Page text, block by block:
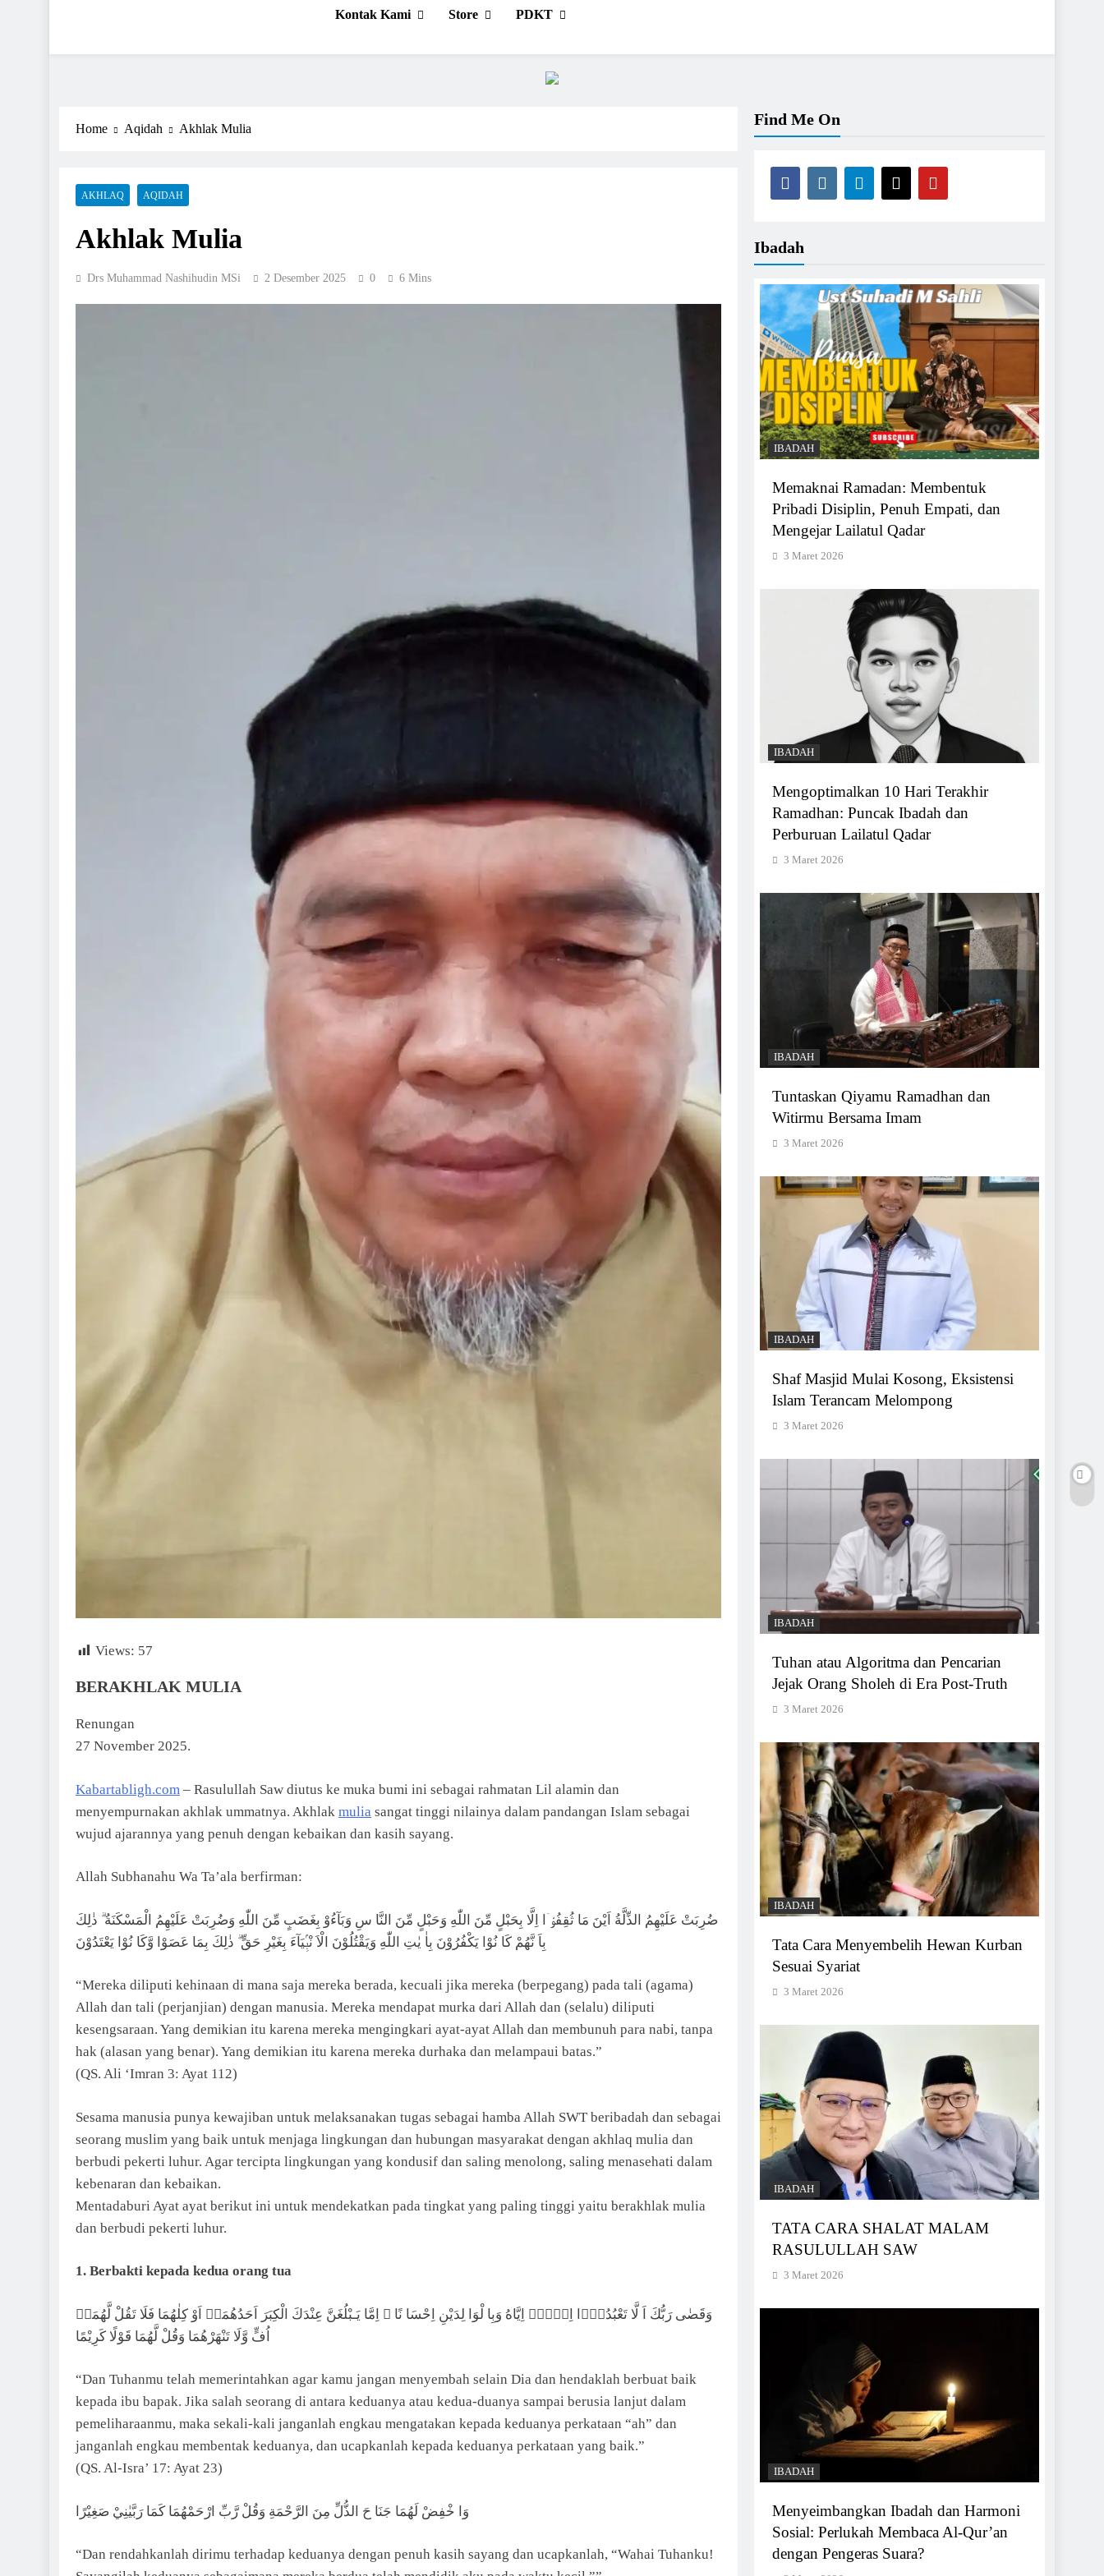
Kabartabligh.com | Mencerahkan Menggembirakan
Kontak Kami Store PDKT
Home Aqidah Akhlak Mulia
AKHLAQ AQIDAH
Akhlak Mulia
Drs Muhammad Nashihudin MSi 2 Desember 2025 0 6 Mins
Views: 57
BERAKHLAK MULIA
Renungan
27 November 2025.
Kabartabligh.com – Rasulullah Saw diutus ke muka bumi ini sebagai rahmatan Lil alamin dan
menyempurnakan akhlak ummatnya. Akhlak mulia sangat tinggi nilainya dalam pandangan Islam sebagai
wujud ajarannya yang penuh dengan kebaikan dan kasih sayang.
Allah Subhanahu Wa Ta’ala berfirman:
ضُرِبَتْ عَلَيْهِمُ الذِّلَّةُ اَيْنَ مَا ثُقِفُوْۤا اِلَّا بِحَبْلٍ مِّنَ اللّٰهِ وَحَبْلٍ مِّنَ النَّا سِ وَبَآءُوْ بِغَضَبٍ مِّنَ اللّٰهِ وَضُرِبَتْ عَلَيْهِمُ الْمَسْكَنَةُ ۗ ذٰلِكَ
بِاَ نَّهُمْ كَا نُوْا يَكْفُرُوْنَ بِاٰ يٰتِ اللّٰهِ وَيَقْتُلُوْنَ الْاَ نْبِۢيَآءَ بِغَيْرِ حَقٍّ ۗ ذٰلِكَ بِمَا عَصَوْا وَّكَا نُوْا يَعْتَدُوْنَ
“Mereka diliputi kehinaan di mana saja mereka berada, kecuali jika mereka (berpegang) pada tali (agama)
Allah dan tali (perjanjian) dengan manusia. Mereka mendapat murka dari Allah dan (selalu) diliputi
kesengsaraan. Yang demikian itu karena mereka mengingkari ayat-ayat Allah dan membunuh para nabi, tanpa
hak (alasan yang benar). Yang demikian itu karena mereka durhaka dan melampaui batas.”
(QS. Ali ‘Imran 3: Ayat 112)
Sesama manusia punya kewajiban untuk melaksanakan tugas sebagai hamba Allah SWT beribadah dan sebagai
seorang muslim yang baik untuk menjaga lingkungan dan hubungan masyarakat dengan akhlaq mulia dan
berbudi pekerti luhur. Agar tercipta lingkungan yang kondusif dan saling menolong, saling menasehati dalam
kebenaran dan kebaikan.
Mentadaburi Ayat ayat berikut ini untuk mendekatkan pada tingkat yang paling tinggi yaitu berakhlak mulia
dan berbudi pekerti luhur.
1. Berbakti kepada kedua orang tua
وَقَضٰى رَبُّكَ اَ لَّا تَعْبُدُوْۤا اِلَّاۤ اِيَّاهُ وَبِا لْوَا لِدَيْنِ اِحْسَا نًا ۗ اِمَّا يَـبْلُغَنَّ عِنْدَكَ الْكِبَرَ اَحَدُهُمَاۤ اَوْ كِلٰهُمَا فَلَا تَقُلْ لَّهُمَاۤ
اُفٍّ وَّلَا تَنْهَرْهُمَا وَقُلْ لَّهُمَا قَوْلًا كَرِيْمًا
“Dan Tuhanmu telah memerintahkan agar kamu jangan menyembah selain Dia dan hendaklah berbuat baik
kepada ibu bapak. Jika salah seorang di antara keduanya atau kedua-duanya sampai berusia lanjut dalam
pemeliharaanmu, maka sekali-kali janganlah engkau mengatakan kepada keduanya perkataan “ah” dan
janganlah engkau membentak keduanya, dan ucapkanlah kepada keduanya perkataan yang baik.”
(QS. Al-Isra’ 17: Ayat 23)
وَا خْفِضْ لَهُمَا جَنَا حَ الذُّلِّ مِنَ الرَّحْمَةِ وَقُلْ رَّبِّ ارْحَمْهُمَا كَمَا رَبَّيٰنِيْ صَغِيْرًا
“Dan rendahkanlah dirimu terhadap keduanya dengan penuh kasih sayang dan ucapkanlah, “Wahai Tuhanku!
Find Me On
Ibadah
IBADAH
Memaknai Ramadan: Membentuk
Pribadi Disiplin, Penuh Empati, dan
Mengejar Lailatul Qadar
3 Maret 2026
IBADAH
Mengoptimalkan 10 Hari Terakhir
Ramadhan: Puncak Ibadah dan
Perburuan Lailatul Qadar
3 Maret 2026
IBADAH
Tuntaskan Qiyamu Ramadhan dan
Witirmu Bersama Imam
3 Maret 2026
IBADAH
Shaf Masjid Mulai Kosong, Eksistensi
Islam Terancam Melompong
3 Maret 2026
IBADAH
Tuhan atau Algoritma dan Pencarian
Jejak Orang Sholeh di Era Post-Truth
3 Maret 2026
IBADAH
Tata Cara Menyembelih Hewan Kurban
Sesuai Syariat
3 Maret 2026
IBADAH
TATA CARA SHALAT MALAM
RASULULLAH SAW
3 Maret 2026
IBADAH
Menyeimbangkan Ibadah dan Harmoni
Sosial: Perlukah Membaca Al-Qur’an
dengan Pengeras Suara?